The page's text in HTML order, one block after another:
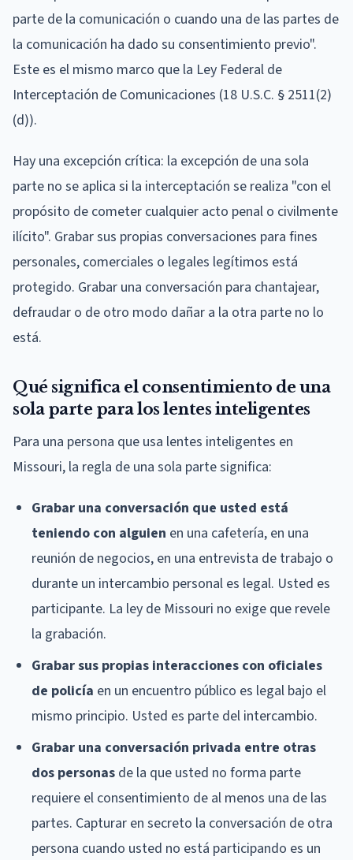
parte de la comunicación o cuando una de las partes de
la comunicación ha dado su consentimiento previo".
Este es el mismo marco que la Ley Federal de
Interceptación de Comunicaciones (18 U.S.C. § 2511(2)
(d)).
Hay una excepción crítica: la excepción de una sola
parte no se aplica si la interceptación se realiza "con el
propósito de cometer cualquier acto penal o civilmente
ilícito". Grabar sus propias conversaciones para fines
personales, comerciales o legales legítimos está
protegido. Grabar una conversación para chantajear,
defraudar o de otro modo dañar a la otra parte no lo
está.
Qué significa el consentimiento de una
sola parte para los lentes inteligentes
Para una persona que usa lentes inteligentes en
Missouri, la regla de una sola parte significa:
Grabar una conversación que usted está
teniendo con alguien en una cafetería, en una
reunión de negocios, en una entrevista de trabajo o
durante un intercambio personal es legal. Usted es
participante. La ley de Missouri no exige que revele
la grabación.
Grabar sus propias interacciones con oficiales
de policía en un encuentro público es legal bajo el
mismo principio. Usted es parte del intercambio.
Grabar una conversación privada entre otras
dos personas de la que usted no forma parte
requiere el consentimiento de al menos una de las
partes. Capturar en secreto la conversación de otra
persona cuando usted no está participando es un